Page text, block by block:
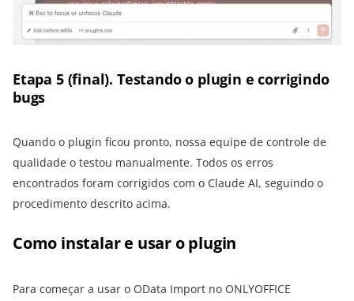
Etapa 5 (final). Testando o plugin e corrigindo
bugs
Quando o plugin ficou pronto, nossa equipe de controle de
qualidade o testou manualmente. Todos os erros
encontrados foram corrigidos com o Claude AI, seguindo o
procedimento descrito acima.
Como instalar e usar o plugin
Para começar a usar o OData Import no ONLYOFFICE